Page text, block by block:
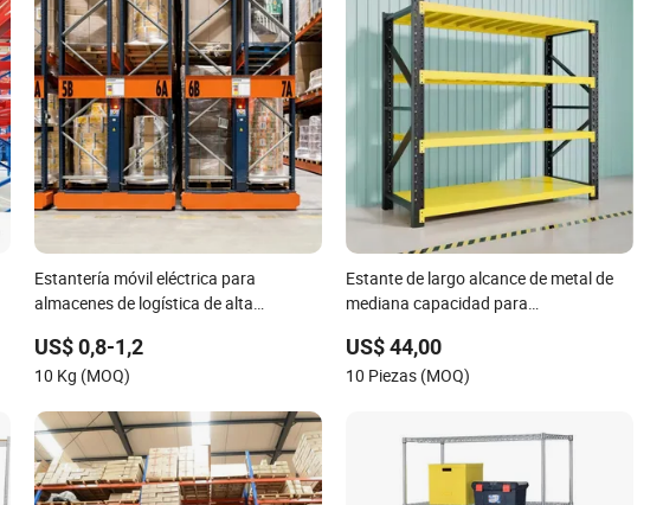
Estantería móvil eléctrica para
almacenes de logística de alta
US$ 0,8-1,2
10 Kg (MOQ)
Estante de largo alcance de metal de
mediana capacidad para
fabricante chino
US$ 44,00
10 Piezas (MOQ)